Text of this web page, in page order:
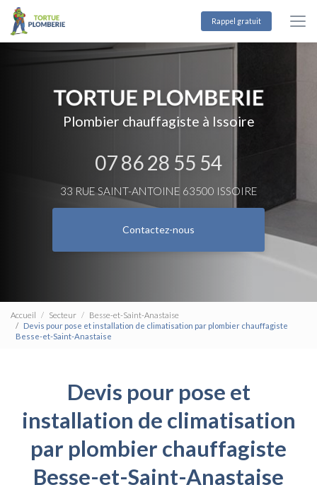
Aller
contenu
Rappel gratuit
Plombier chauffagiste à Issoire
07 86 28 55 54
33 RUE SAINT-ANTOINE 63500 ISSOIRE
Contactez-nous
Accueil Secteur
Besse-et-Saint-Anastaise
Devis pour pose et installation de climatisation par plombier chauffagiste
Besse-et-Saint-Anastaise
Devis pour pose et
installation de climatisation
par plombier chauffagiste
Besse-et-Saint-Anastaise